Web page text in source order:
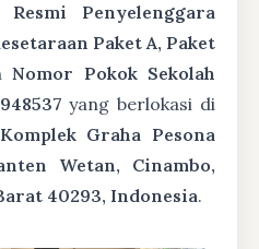
Resmi Penyelenggara
Paket A, Paket
Nomor Pokok Sekolah
yang berlokasi di
Graha Pesona
Wetan, Cinambo,
40293, Indonesia.